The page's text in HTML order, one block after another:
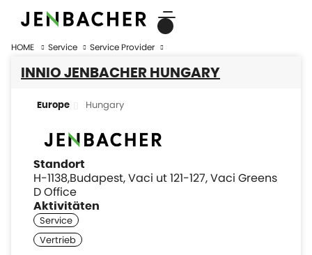
HOME Service Service Provider
INNIO JENBACHER HUNGARY
Europe Hungary
Standort
H-1138,Budapest, Vaci ut 121-127, Vaci Greens
D Office
Aktivitäten